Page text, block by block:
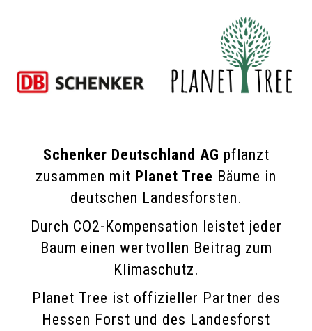
Schenker Deutschland AG pflanzt
zusammen mit Planet Tree Bäume in
deutschen Landesforsten.
Durch CO2-Kompensation leistet jeder
Baum einen wertvollen Beitrag zum
Klimaschutz.
Planet Tree ist offizieller Partner des
Hessen Forst und des Landesforst